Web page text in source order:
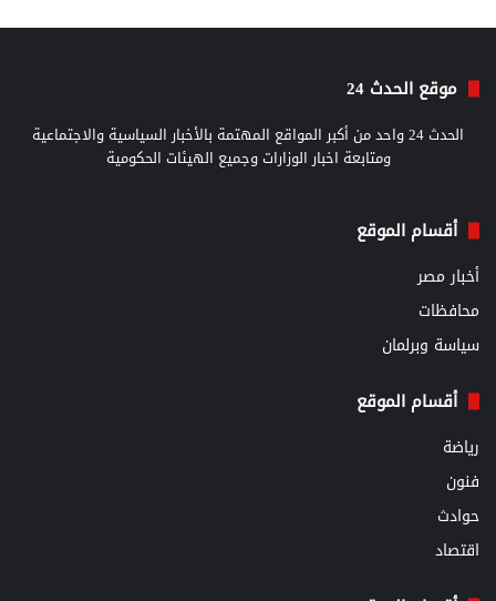
موقع الحدث 24
الحدث 24 واحد من أكبر المواقع المهتمة بالأخبار السياسية والاجتماعية
ومتابعة اخبار الوزارات وجميع الهيئات الحكومية
أقسام الموقع
أخبار مصر
محافظات
سياسة وبرلمان
أقسام الموقع
رياضة
فنون
حوادث
اقتصاد